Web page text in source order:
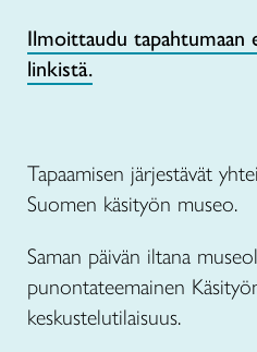
Ilmoittaudu tapahtumaan
linkistä.
Tapaamisen järjestävät
Suomen käsityön museo.
Saman päivän iltana
punontateemainen
keskustelutilaisuus.